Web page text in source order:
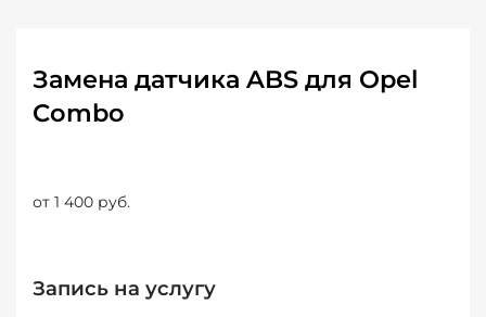
Замена датчика ABS для Opel
Combo
от 1 400 руб.
Запись на услугу